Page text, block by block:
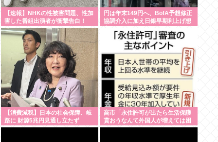
【速報】NHKの性被害問題、性加
害した番組出演者が衝撃告白！
円は年末149円へ、BofA予想修正
協調介入に加え日銀早期利上げ想
【消費減税】日本の社会保障、岐
路に 財源5兆円見通し立たず
高市「永住許可が出たら生活保護
貰おうなんて外国人が増えては困
る。日本人以上の水準のみ許可」